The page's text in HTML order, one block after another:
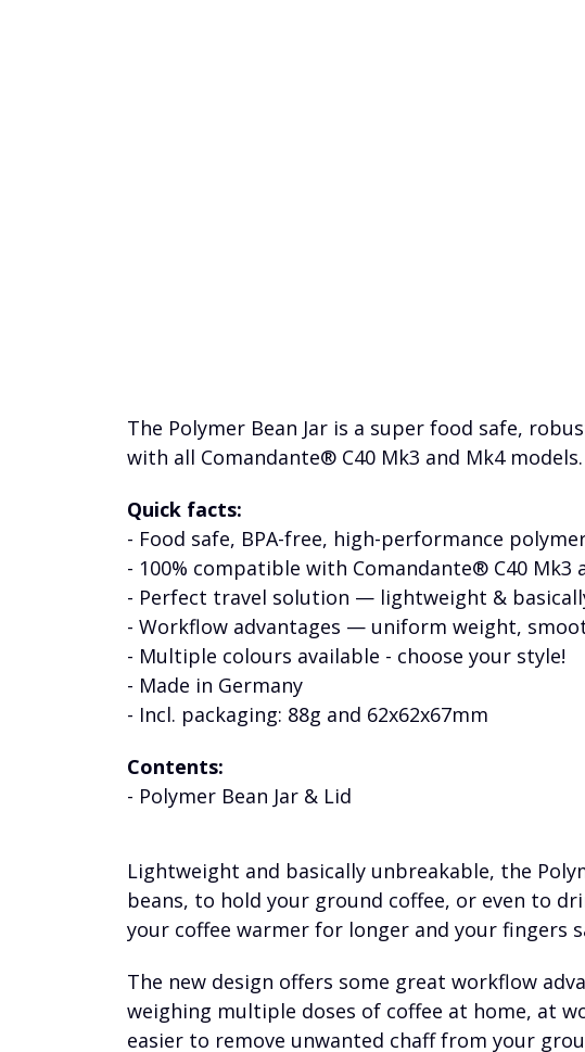
The Polymer Bean Jar is a super food safe,
with all Comandante® C40 Mk3 and Mk4
Quick facts:
- Food safe, BPA-free, high-performance
- 100% compatible with Comandante® C40 Mk3
- Perfect travel solution — lightweight &
- Workflow advantages — uniform weight,
- Multiple colours available - choose your style!
- Made in Germany
- Incl. packaging: 88g and 62x62x67mm
Contents:
- Polymer Bean Jar & Lid
Lightweight and basically unbreakable, the
beans, to hold your ground coffee, or even to
your coffee warmer for longer and your fingers
The new design offers some great workflow
weighing multiple doses of coffee at home, at
easier to remove unwanted chaff from your